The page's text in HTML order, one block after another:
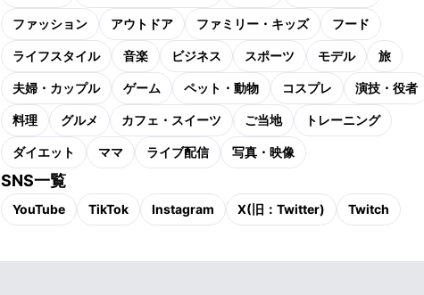
ファッション アウトドア ファミリー・キッズ フード
ライフスタイル 音楽 ビジネス スポーツ モデル 旅
夫婦・カップル ゲーム ペット・動物 コスプレ 演技・役者
料理 グルメ カフェ・スイーツ ご当地 トレーニング
ダイエット ママ ライブ配信 写真・映像
SNS一覧
YouTube TikTok Instagram X(旧：Twitter) Twitch